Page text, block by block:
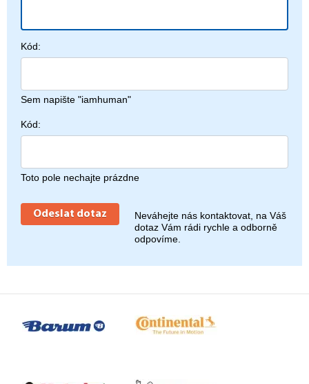
Kód:
Sem napište "iamhuman"
Kód:
Toto pole nechajte prázdne
Neváhejte nás kontaktovat, na Váš
dotaz Vám rádi rychle a odborně
odpovíme.